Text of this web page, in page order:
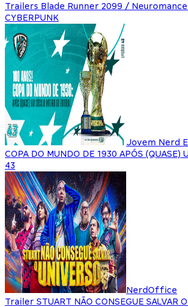
Trailers Blade Runner 2099 /
CYBERPUNK
Jovem Nerd
COPA DO MUNDO DE 1930 APÓS (QUASE)
43
NerdOffice
Trailer STUART NÃO CONSEGUE SALVAR